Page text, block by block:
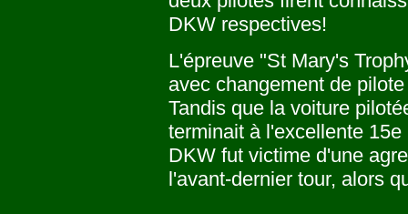
DKW respectives!
L'épreuve "St Mary's
avec changement de
Tandis que la voiture
terminait à l'excellente
DKW fut victime d'une
l'avant-dernier tour, alors